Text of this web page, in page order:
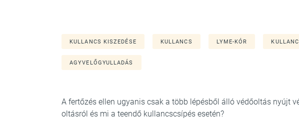
KULLANCS KISZEDÉSE KULLANCS LYME-KÓR
AGYVELŐGYULLADÁS
A fertőzés ellen ugyanis csak a több lépésből álló védőoltás nyújt
oltásról és mi a teendő kullancscsípés esetén?